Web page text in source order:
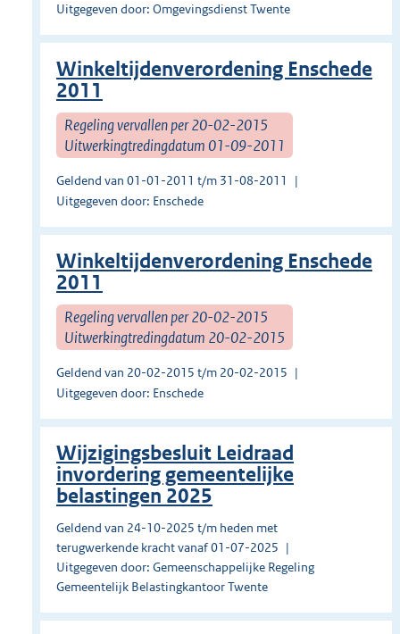
Uitgegeven door: Omgevingsdienst Twente
Winkeltijdenverordening Enschede
2011
Regeling vervallen per 20-02-2015
Uitwerkingtredingdatum 01-09-2011
Geldend van 01-01-2011 t/m 31-08-2011
Uitgegeven door: Enschede
Winkeltijdenverordening Enschede
2011
Regeling vervallen per 20-02-2015
Uitwerkingtredingdatum 20-02-2015
Geldend van 20-02-2015 t/m 20-02-2015
Uitgegeven door: Enschede
Wijzigingsbesluit Leidraad
invordering gemeentelijke
belastingen 2025
Geldend van 24-10-2025 t/m heden met
terugwerkende kracht vanaf 01-07-2025
Uitgegeven door: Gemeenschappelijke Regeling
Gemeentelijk Belastingkantoor Twente